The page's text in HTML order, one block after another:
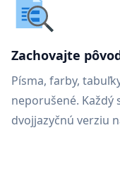
Zachovajte
Písma, farby,
neporušené.
dvojjazyčnú verziu